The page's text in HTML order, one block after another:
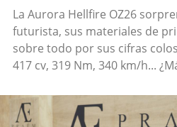
La Aurora Hellfire OZ26
futurista, sus materiales de
sobre todo por sus cifras
417 cv, 319 Nm, 340 km/h...